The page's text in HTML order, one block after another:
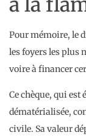
Pour mémoire, le
les foyers les plus
voire à financer
Ce chèque, qui
dématérialisée,
civile. Sa valeur